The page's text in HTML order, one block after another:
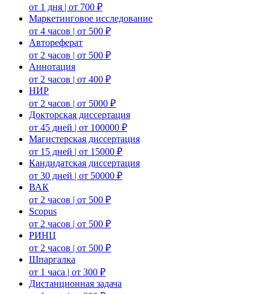
от 1 дня | от 700 ₽
Маркетинговое исследование
от 4 часов | от 500 ₽
Автореферат
от 2 часов | от 500 ₽
Аннотация
от 2 часов | от 400 ₽
НИР
от 2 часов | от 5000 ₽
Докторская диссертация
от 45 дней | от 100000 ₽
Магистерская диссертация
от 15 дней | от 15000 ₽
Кандидатская диссертация
от 30 дней | от 50000 ₽
ВАК
от 2 часов | от 500 ₽
Scopus
от 2 часов | от 500 ₽
РИНЦ
от 2 часов | от 500 ₽
Шпаргалка
от 1 часа | от 300 ₽
Дистанционная задача